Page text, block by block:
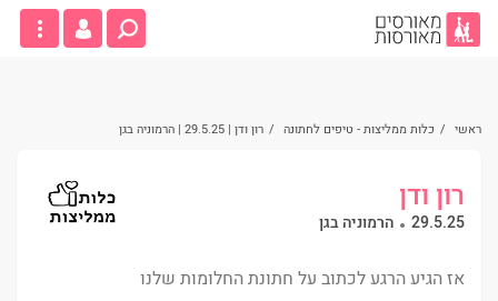
ראשי / כלות ממליצות - טיפים לחתונה / רון ודן | 29.5.25 | הרמוניה בגן
רון ודן
29.5.25 הרמוניה בגן
אז הגיע הרגע לכתוב על חתונת החלומות שלנו